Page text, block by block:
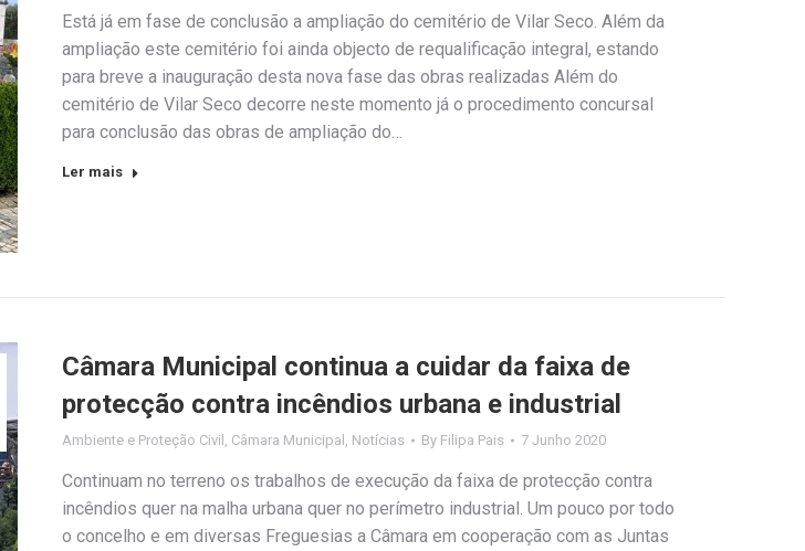
Está já em fase de conclusão a ampliação do cemitério de Vilar Seco. Além da
ampliação este cemitério foi ainda objecto de requalificação integral, estando
para breve a inauguração desta nova fase das obras realizadas Além do
cemitério de Vilar Seco decorre neste momento já o procedimento concursal
para conclusão das obras de ampliação do…
Ler mais
Câmara Municipal continua a cuidar da faixa de
protecção contra incêndios urbana e industrial
Ambiente e Proteção Civil Câmara Municipal Notícias By Filipa Pais 7 Junho 2020
Continuam no terreno os trabalhos de execução da faixa de protecção contra
incêndios quer na malha urbana quer no perímetro industrial. Um pouco por todo
o concelho e em diversas Freguesias a Câmara em cooperação com as Juntas